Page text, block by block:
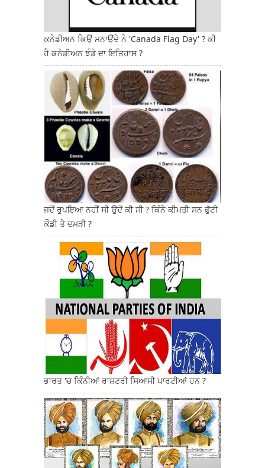
ਕਨੇਡੀਅਨ ਕਿਉਂ ਮਨਾਉਂਦੇ ਨੇ 'Canada Flag Day' ? ਕੀ
ਹੈ ਕਨੇਡੀਅਨ ਝੰਡੇ ਦਾ ਇਤਿਹਾਸ ?
ਜਦੋਂ ਰੁਪਇਆ ਨਹੀਂ ਸੀ ਉਦੋਂ ਕੀ ਸੀ ? ਕਿੰਨੇ ਕੀਮਤੀ ਸਨ ਫੁੱਟੀ
ਕੌਡੀ ਤੇ ਦਮੜੀ ?
ਭਾਰਤ 'ਚ ਕਿੰਨੀਆਂ ਰਾਸ਼ਟਰੀ ਸਿਆਸੀ ਪਾਰਟੀਆਂ ਹਨ ?